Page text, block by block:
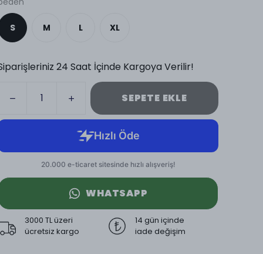
S M L XL
24 Saat İçinde Kargoya Verilir!
SEPETE EKLE
WHATSAPP
3000 TL üzeri
ücretsiz kargo
14 gün içinde
iade değişim